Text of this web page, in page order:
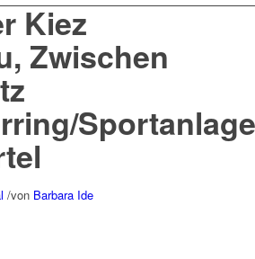
Kiez
Zwischen
Sportanlage
/von Barbara Ide